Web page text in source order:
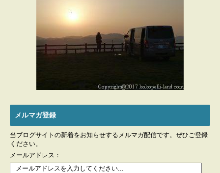
メルマガ登録
当ブログサイトの新着をお知らせするメルマガ配信です。ぜひご登録
ください。
メールアドレス：